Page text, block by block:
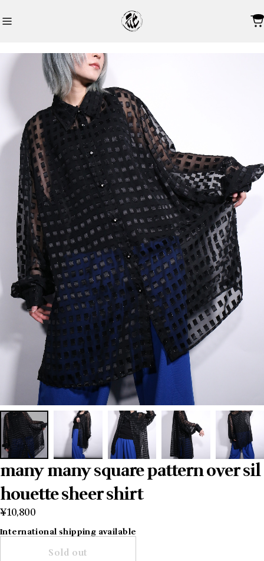
many many square pattern over sil
houette sheer shirt
¥10,800
International shipping available
Sold out